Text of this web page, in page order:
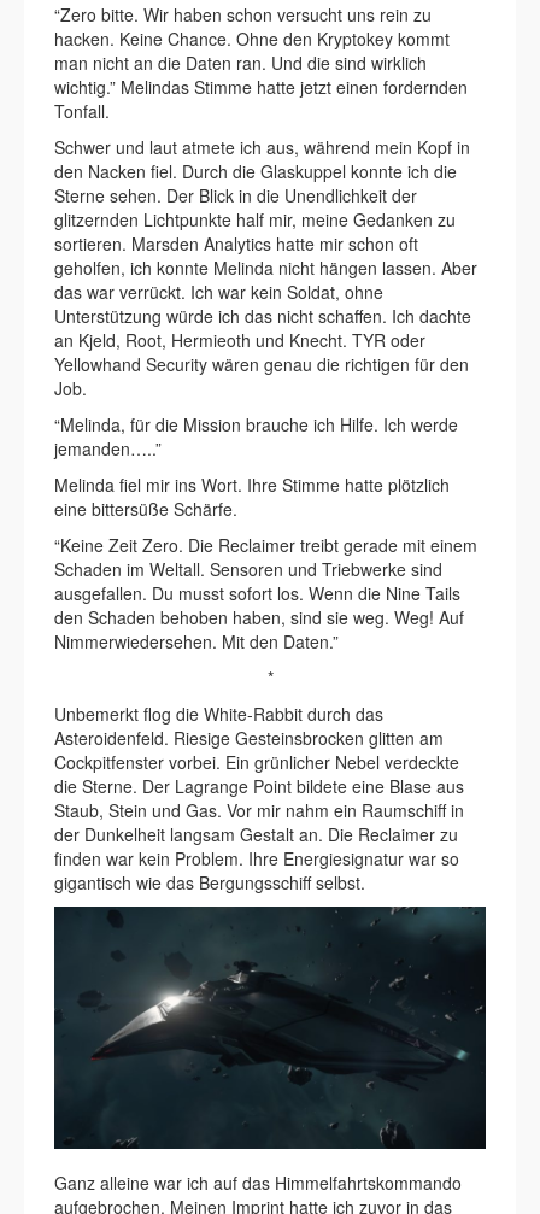
“Zero bitte. Wir haben schon versucht uns rein zu
hacken. Keine Chance. Ohne den Kryptokey kommt
man nicht an die Daten ran. Und die sind wirklich
wichtig.” Melindas Stimme hatte jetzt einen fordernden
Tonfall.
Schwer und laut atmete ich aus, während mein Kopf in
den Nacken fiel. Durch die Glaskuppel konnte ich die
Sterne sehen. Der Blick in die Unendlichkeit der
glitzernden Lichtpunkte half mir, meine Gedanken zu
sortieren. Marsden Analytics hatte mir schon oft
geholfen, ich konnte Melinda nicht hängen lassen. Aber
das war verrückt. Ich war kein Soldat, ohne
Unterstützung würde ich das nicht schaffen. Ich dachte
an Kjeld, Root, Hermieoth und Knecht. TYR oder
Yellowhand Security wären genau die richtigen für den
Job.
“Melinda, für die Mission brauche ich Hilfe. Ich werde
jemanden…..”
Melinda fiel mir ins Wort. Ihre Stimme hatte plötzlich
eine bittersüße Schärfe.
“Keine Zeit Zero. Die Reclaimer treibt gerade mit einem
Schaden im Weltall. Sensoren und Triebwerke sind
ausgefallen. Du musst sofort los. Wenn die Nine Tails
den Schaden behoben haben, sind sie weg. Weg! Auf
Nimmerwiedersehen. Mit den Daten.”
*
Unbemerkt flog die White-Rabbit durch das
Asteroidenfeld. Riesige Gesteinsbrocken glitten am
Cockpitfenster vorbei. Ein grünlicher Nebel verdeckte
die Sterne. Der Lagrange Point bildete eine Blase aus
Staub, Stein und Gas. Vor mir nahm ein Raumschiff in
der Dunkelheit langsam Gestalt an. Die Reclaimer zu
finden war kein Problem. Ihre Energiesignatur war so
gigantisch wie das Bergungsschiff selbst.
Ganz alleine war ich auf das Himmelfahrtskommando
aufgebrochen. Meinen Imprint hatte ich zuvor in das